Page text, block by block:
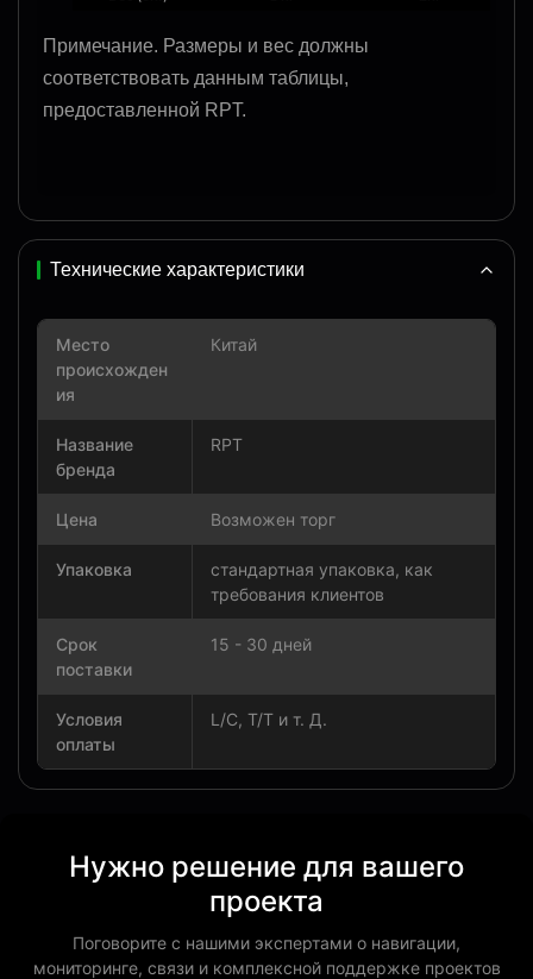
Примечание. Размеры и вес должны
соответствовать данным таблицы,
предоставленной RPT.
Технические характеристики
Место
происхожден
ия
Китай
Название
бренда
RPT
Цена Возможен торг
Упаковка
стандартная упаковка, как
требования клиентов
Срок
поставки
15 - 30 дней
Условия
оплаты
L/C, T/T и т. Д.
Нужно решение для вашего
проекта
Поговорите с нашими экспертами о навигации,
мониторинге, связи и комплексной поддержке проектов